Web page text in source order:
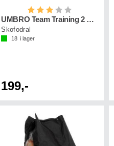
Betyg:
UMBRO Team Training 2 Bootbag Svart
Skofodral
18 i lager
199,-